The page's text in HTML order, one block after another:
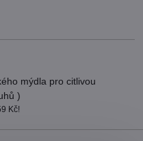
mýdla pro citlivou
)
Kč!